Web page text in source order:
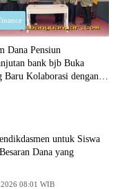
Dana Pensiun
bank bjb Buka
Baru Kolaborasi dengan
untuk Siswa
Dana yang
Kamis, 6 Agu 2026 08:01 WIB